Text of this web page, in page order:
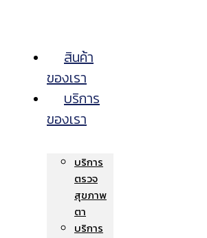
สินค้า
ของเรา
บริการ
ของเรา
บริการ
ตรวจ
สุขภาพ
ตา
บริการ